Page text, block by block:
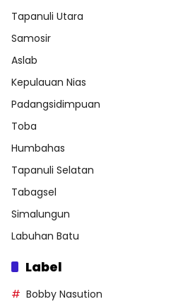
Tapanuli Utara
Samosir
Aslab
Kepulauan Nias
Padangsidimpuan
Toba
Humbahas
Tapanuli Selatan
Tabagsel
Simalungun
Labuhan Batu
Label
Bobby Nasution